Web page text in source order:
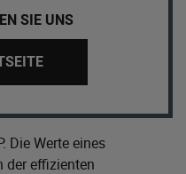
SIE UNS
Die Werte eines
der effizienten